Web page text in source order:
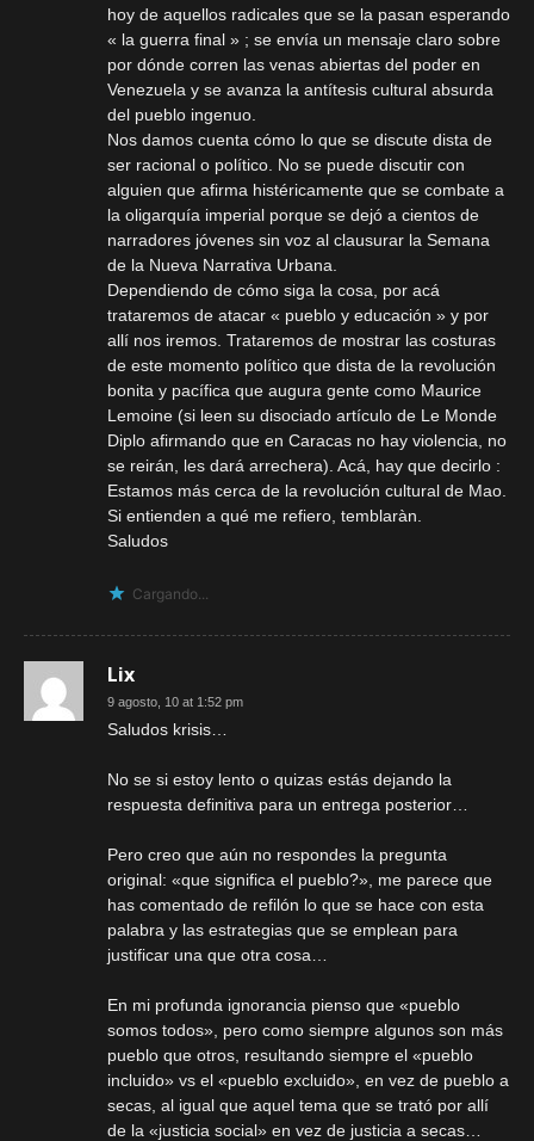
hoy de aquellos radicales que se la pasan esperando
« la guerra final » ; se envía un mensaje claro sobre
por dónde corren las venas abiertas del poder en
Venezuela y se avanza la antítesis cultural absurda
del pueblo ingenuo.
Nos damos cuenta cómo lo que se discute dista de
ser racional o político. No se puede discutir con
alguien que afirma histéricamente que se combate a
la oligarquía imperial porque se dejó a cientos de
narradores jóvenes sin voz al clausurar la Semana
de la Nueva Narrativa Urbana.
Dependiendo de cómo siga la cosa, por acá
trataremos de atacar « pueblo y educación » y por
allí nos iremos. Trataremos de mostrar las costuras
de este momento político que dista de la revolución
bonita y pacífica que augura gente como Maurice
Lemoine (si leen su disociado artículo de Le Monde
Diplo afirmando que en Caracas no hay violencia, no
se reirán, les dará arrechera). Acá, hay que decirlo :
Estamos más cerca de la revolución cultural de Mao.
Si entienden a qué me refiero, temblaràn.
Saludos
Cargando...
Lix
9 agosto, 10 at 1:52 pm
Saludos krisis…
No se si estoy lento o quizas estás dejando la
respuesta definitiva para un entrega posterior…
Pero creo que aún no respondes la pregunta
original: «que significa el pueblo?», me parece que
has comentado de refilón lo que se hace con esta
palabra y las estrategias que se emplean para
justificar una que otra cosa…
En mi profunda ignorancia pienso que «pueblo
somos todos», pero como siempre algunos son más
pueblo que otros, resultando siempre el «pueblo
incluido» vs el «pueblo excluido», en vez de pueblo a
secas, al igual que aquel tema que se trató por allí
de la «justicia social» en vez de justicia a secas…